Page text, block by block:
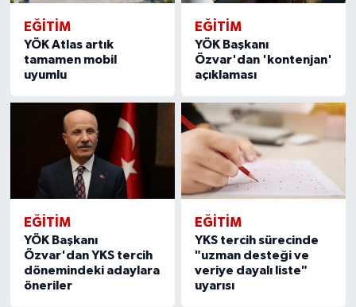
EĞITIM
YÖK Atlas artık
tamamen mobil
uyumlu
EĞITIM
YÖK Başkanı
Özvar'dan 'kontenjan'
açıklaması
EĞITIM
YÖK Başkanı
Özvar'dan YKS tercih
dönemindeki adaylara
öneriler
EĞITIM
YKS tercih sürecinde
"uzman desteği ve
veriye dayalı liste"
uyarısı